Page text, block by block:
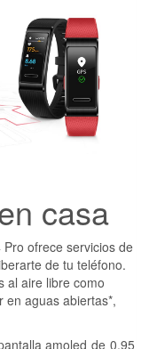
casa
ofrece servicios de
de tu teléfono.
al aire libre como
en aguas abiertas*,
amoled de 0.95